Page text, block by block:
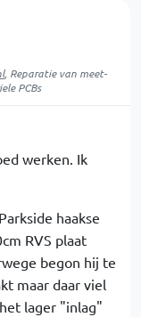
, Reparatie van meet-
PCBs
werken. Ik
haakse
RVS plaat
begon hij te
maar daar viel
lager "inlag"